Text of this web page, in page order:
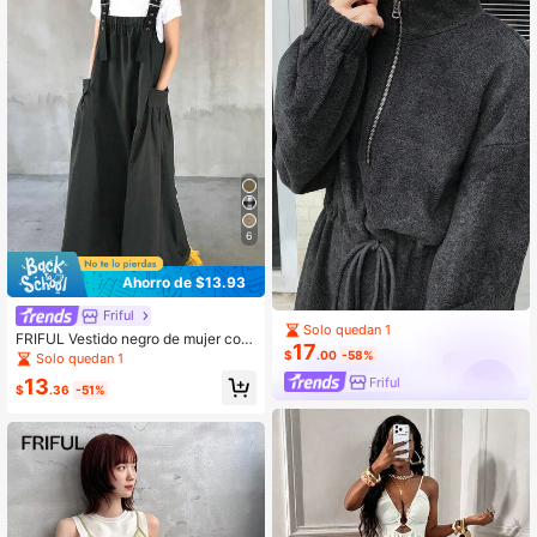
6
Ahorro de $13.93
Friful
FRIFUL Vestido negro de mujer con
tirantes largos, vestidos de verano
para mujer de primavera
Solo quedan 1
$13.36 -51%
Solo quedan 1
$17.00 -58%
Friful